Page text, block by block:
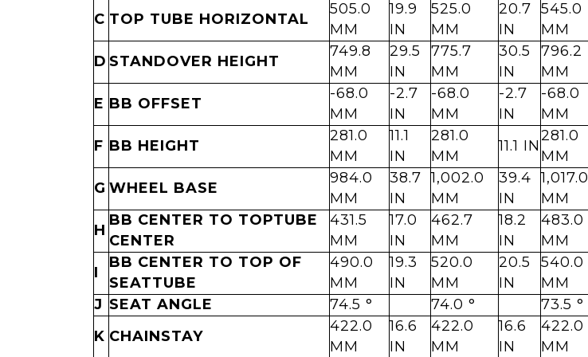
C TOP TUBE HORIZONTAL
505.0
MM
19.9
IN
525.0
MM
20.7
IN
545.0
MM
D STANDOVER HEIGHT
749.8
MM
29.5
IN
775.7
MM
30.5
IN
796.2
MM
E BB OFFSET
-68.0
MM
-2.7
IN
-68.0
MM
-2.7
IN
-68.0
MM
F BB HEIGHT
281.0
MM
11.1
IN
281.0
MM
11.1 IN
281.0
MM
G WHEEL BASE
984.0
MM
38.7
IN
1,002.0
MM
39.4
IN
1,017.0
MM
H
BB CENTER TO TOPTUBE
CENTER
431.5
MM
17.0
IN
462.7
MM
18.2
IN
483.0
MM
I
BB CENTER TO TOP OF
SEATTUBE
490.0
MM
19.3
IN
520.0
MM
20.5
IN
540.0
MM
J SEAT ANGLE 74.5 ° 74.0 ° 73.5 °
K CHAINSTAY
422.0
MM
16.6
IN
422.0
MM
16.6
IN
422.0
MM